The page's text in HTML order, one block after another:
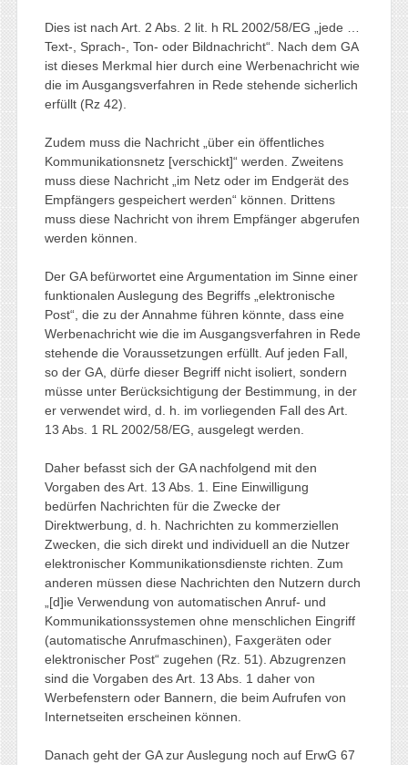
Dies ist nach Art. 2 Abs. 2 lit. h RL 2002/58/EG „jede …
Text‑, Sprach‑, Ton- oder Bildnachricht“. Nach dem GA
ist dieses Merkmal hier durch eine Werbenachricht wie
die im Ausgangsverfahren in Rede stehende sicherlich
erfüllt (Rz 42).
Zudem muss die Nachricht „über ein öffentliches
Kommunikationsnetz [verschickt]“ werden. Zweitens
muss diese Nachricht „im Netz oder im Endgerät des
Empfängers gespeichert werden“ können. Drittens
muss diese Nachricht von ihrem Empfänger abgerufen
werden können.
Der GA befürwortet eine Argumentation im Sinne einer
funktionalen Auslegung des Begriffs „elektronische
Post“, die zu der Annahme führen könnte, dass eine
Werbenachricht wie die im Ausgangsverfahren in Rede
stehende die Voraussetzungen erfüllt. Auf jeden Fall,
so der GA, dürfe dieser Begriff nicht isoliert, sondern
müsse unter Berücksichtigung der Bestimmung, in der
er verwendet wird, d. h. im vorliegenden Fall des Art.
13 Abs. 1 RL 2002/58/EG, ausgelegt werden.
Daher befasst sich der GA nachfolgend mit den
Vorgaben des Art. 13 Abs. 1. Eine Einwilligung
bedürfen Nachrichten für die Zwecke der
Direktwerbung, d. h. Nachrichten zu kommerziellen
Zwecken, die sich direkt und individuell an die Nutzer
elektronischer Kommunikationsdienste richten. Zum
anderen müssen diese Nachrichten den Nutzern durch
„[d]ie Verwendung von automatischen Anruf- und
Kommunikationssystemen ohne menschlichen Eingriff
(automatische Anrufmaschinen), Faxgeräten oder
elektronischer Post“ zugehen (Rz. 51). Abzugrenzen
sind die Vorgaben des Art. 13 Abs. 1 daher von
Werbefenstern oder Bannern, die beim Aufrufen von
Internetseiten erscheinen können.
Danach geht der GA zur Auslegung noch auf ErwG 67